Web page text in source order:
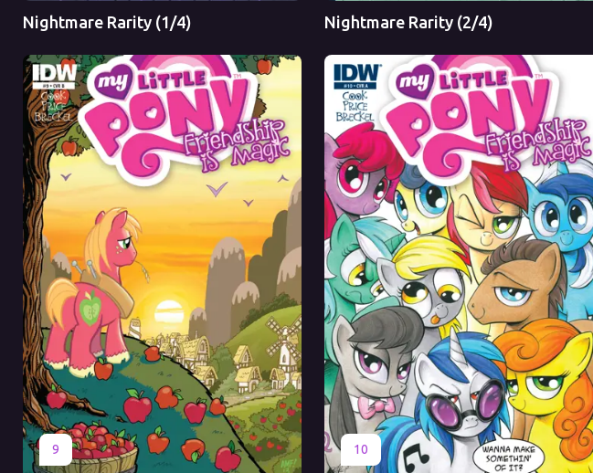
Nightmare Rarity (1/4) Nightmare Rarity (2/4)
9Оригинал Перевод 10
Оригинал Перевод